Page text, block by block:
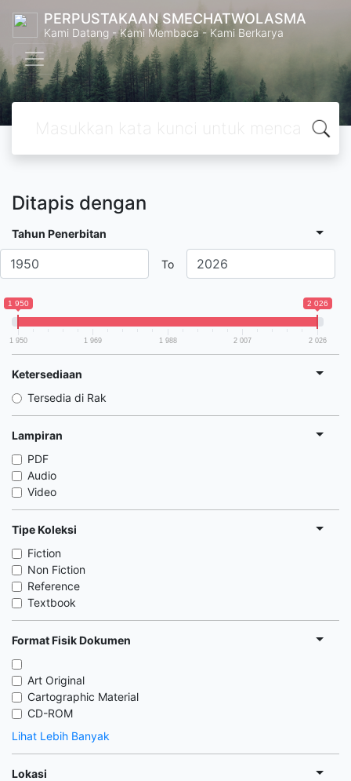
PERPUSTAKAAN SMECHATWOLASMA
Kami Datang - Kami Membaca - Kami Berkarya
Ditapis dengan
Tahun Penerbitan
To
1 950 2 026
1 950 1 969 1 988 2 007 2 026
Ketersediaan
Tersedia di Rak
Lampiran
PDF
Audio
Video
Tipe Koleksi
Fiction
Non Fiction
Reference
Textbook
Format Fisik Dokumen
Art Original
Cartographic Material
CD-ROM
Lihat Lebih Banyak
Lokasi